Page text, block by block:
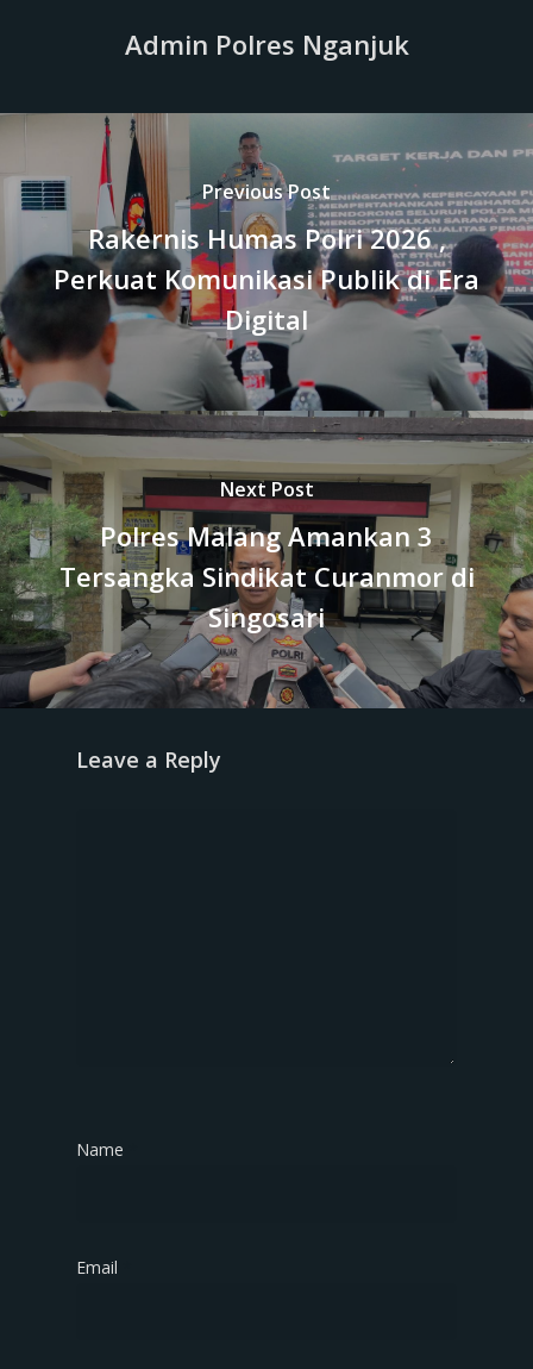
Admin Polres Nganjuk
Previous Post
Rakernis Humas Polri 2026 ,
Perkuat Komunikasi Publik di Era
Digital
Next Post
Polres Malang Amankan 3
Tersangka Sindikat Curanmor di
Singosari
Leave a Reply
Name
Email